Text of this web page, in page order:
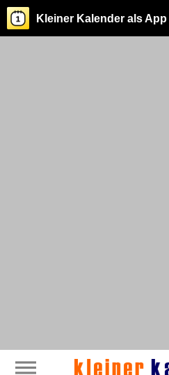
Kleiner Kalender als App